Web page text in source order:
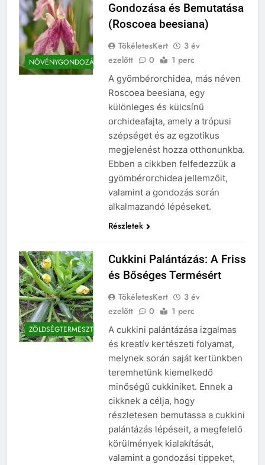
NÖVÉNYGONDOZÁS
Gondozása és Bemutatása
(Roscoea beesiana)
TökéletesKert
3 év
ezelőtt
0 1 perc
A gyömbérorchidea, más néven
Roscoea beesiana, egy
különleges és külcsínű
orchideafajta, amely a trópusi
szépséget és az egzotikus
megjelenést hozza otthonunkba.
Ebben a cikkben felfedezzük a
gyömbérorchidea jellemzőit,
valamint a gondozás során
alkalmazandó lépéseket.
Részletek
ZÖLDSÉGTERMESZTÉS
Cukkini Palántázás: A Friss
és Bőséges Termésért
TökéletesKert
3 év
ezelőtt
0 1 perc
A cukkini palántázása izgalmas
és kreatív kertészeti folyamat,
melynek során saját kertünkben
teremhetünk kiemelkedő
minőségű cukkiniket. Ennek a
cikknek a célja, hogy
részletesen bemutassa a cukkini
palántázás lépéseit, a megfelelő
körülmények kialakítását,
valamint a gondozási tippeket,